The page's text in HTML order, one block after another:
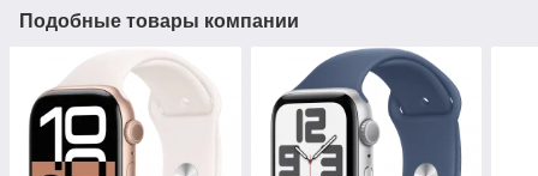
Подобные товары компании